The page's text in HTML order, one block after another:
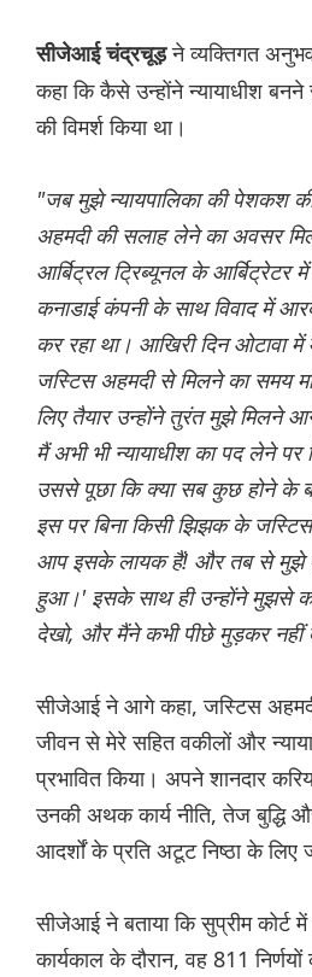
सीजेआई चंद्रचूड़ने व्यक्तिगत
कहा कि कैसे उन्होंने न्यायाधीश
की विमर्श किया था।
"जब मुझे न्यायपालिका की पेशकश
अहमदी की सलाह लेने का अवसर
आर्बिट्रल ट्रिब्यूनल के
कनाडाई कंपनी के साथ विवाद में
कर रहा था। आखिरी दिन ओटावा
जस्टिस अहमदी से मिलने का समय
लिए तैयार उन्होंने तुरंत मुझे मिलने
मैं अभी भी न्यायाधीश का पद लेने पर
उससे पूछा कि क्या सब कुछ होने के
इस पर बिना किसी झिझक के
आप इसके लायक हैं! और तब से मुझे
हुआ।' इसके साथ ही उन्होंने मुझसे
देखो, और मैंने कभी पीछे मुड़कर नहीं
सीजेआई ने आगे कहा, जस्टिस
जीवन से मेरे सहित वकीलों और
प्रभावित किया। अपने शानदार
उनकी अथक कार्य नीति, तेज बुद्धि
आदर्शों के प्रति अटूट निष्ठा के लिए
सीजेआई ने बताया कि सुप्रीम कोर्ट
कार्यकाल के दौरान, वह 811